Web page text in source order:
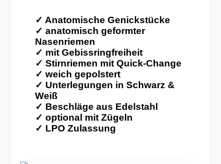
✓ Anatomische Genickstücke
✓ anatomisch geformter
Nasenriemen
✓ mit Gebissringfreiheit
✓ Stirnriemen mit Quick-Change
✓ weich gepolstert
✓ Unterlegungen in Schwarz &
Weiß
✓ Beschläge aus Edelstahl
✓ optional mit Zügeln
✓ LPO Zulassung